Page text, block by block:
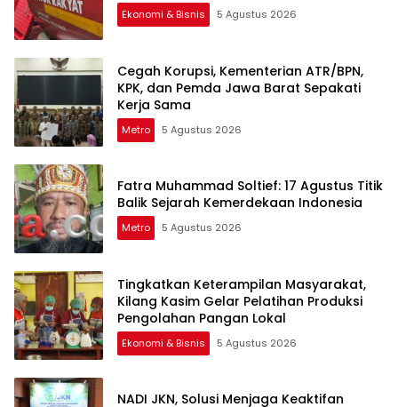
Ekonomi & Bisnis 5 Agustus 2026
Cegah Korupsi, Kementerian ATR/BPN,
KPK, dan Pemda Jawa Barat Sepakati
Kerja Sama
Metro 5 Agustus 2026
Fatra Muhammad Soltief: 17 Agustus Titik
Balik Sejarah Kemerdekaan Indonesia
Metro 5 Agustus 2026
Tingkatkan Keterampilan Masyarakat,
Kilang Kasim Gelar Pelatihan Produksi
Pengolahan Pangan Lokal
Ekonomi & Bisnis 5 Agustus 2026
NADI JKN, Solusi Menjaga Keaktifan